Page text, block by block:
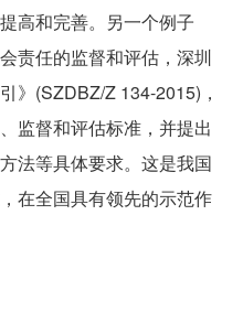
高和完善。另一个例子
责任的监督和评估，深圳
》(SZDBZ/Z 134-2015)，
监督和评估标准，并提出
法等具体要求。这是我国
在全国具有领先的示范作